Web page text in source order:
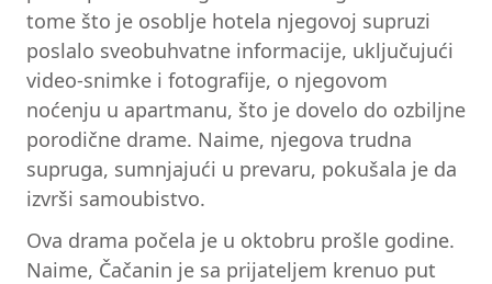
tome što je osoblje hotela njegovoj supruzi
poslalo sveobuhvatne informacije, uključujući
video-snimke i fotografije, o njegovom
noćenju u apartmanu, što je dovelo do ozbiljne
porodične drame. Naime, njegova trudna
supruga, sumnjajući u prevaru, pokušala je da
izvrši samoubistvo.
Ova drama počela je u oktobru prošle godine.
Naime, Čačanin je sa prijateljem krenuo put